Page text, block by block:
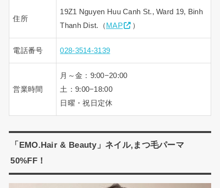
住所
19Z1 Nguyen Huu Canh St., Ward 19, Binh
Thanh Dist.（MAP ）
電話番号 028-3514-3139
営業時間
月～金：9:00−20:00
土：9:00−18:00
日曜・祝日定休
「EMO.Hair & Beauty」ネイル,まつ毛パーマ
50%FF！